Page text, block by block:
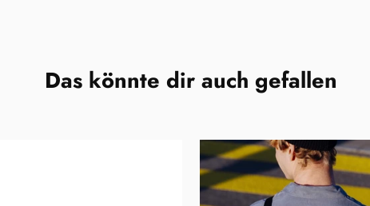
Das könnte dir auch gefallen